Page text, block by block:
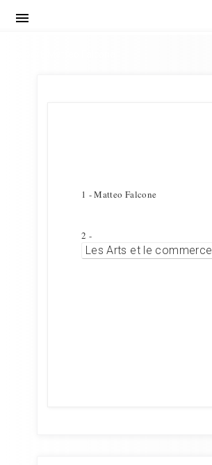
menu
1 - Matteo Falcone
2 -
Les Arts et le commerce